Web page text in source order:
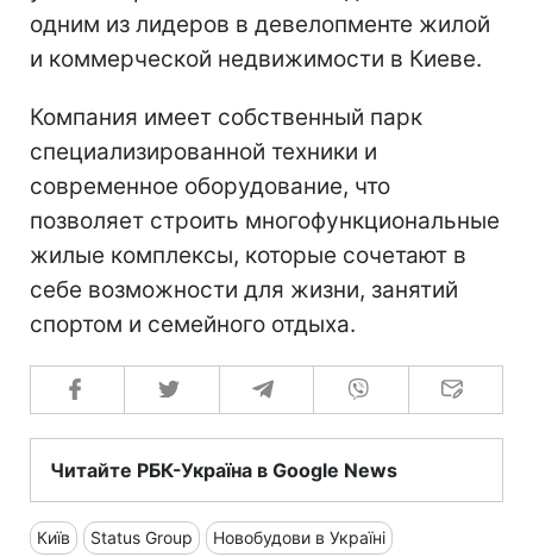
одним из лидеров в девелопменте жилой
и коммерческой недвижимости в Киеве.
Компания имеет собственный парк
специализированной техники и
современное оборудование, что
позволяет строить многофункциональные
жилые комплексы, которые сочетают в
себе возможности для жизни, занятий
спортом и семейного отдыха.
Читайте РБК-Україна в Google News
Київ Status Group Новобудови в Україні